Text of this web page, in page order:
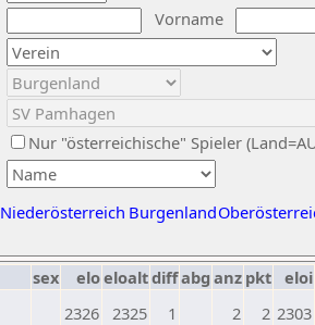
Vorname
Nur "österreichische" Spieler
Niederösterreich Burgenland
sex eloeloaltdiffabg anz pkt eloi
2326 2325 1 2 2 2303